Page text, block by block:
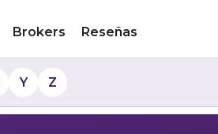
Brokers Reseñas
Y Z